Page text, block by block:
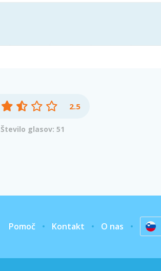
2.5
Število glasov: 51
Pomoč Kontakt O nas